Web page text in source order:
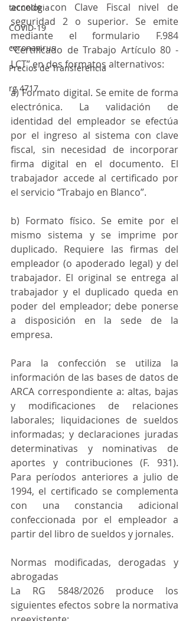
tecnologia
COVID-19
coronavirus
Precios de Transferencia
rg 4717
accede con Clave Fiscal nivel de
seguridad 2 o superior. Se emite
mediante el formulario F.984
“Certificado de Trabajo Artículo 80 -
LCT” en dos formatos alternativos:
a) Formato digital. Se emite de forma
electrónica. La validación de
identidad del empleador se efectúa
por el ingreso al sistema con clave
fiscal, sin necesidad de incorporar
firma digital en el documento. El
trabajador accede al certificado por
el servicio “Trabajo en Blanco”.
b) Formato físico. Se emite por el
mismo sistema y se imprime por
duplicado. Requiere las firmas del
empleador (o apoderado legal) y del
trabajador. El original se entrega al
trabajador y el duplicado queda en
poder del empleador; debe ponerse
a disposición en la sede de la
empresa.
Para la confección se utiliza la
información de las bases de datos de
ARCA correspondiente a: altas, bajas
y modificaciones de relaciones
laborales; liquidaciones de sueldos
informadas; y declaraciones juradas
determinativas y nominativas de
aportes y contribuciones (F. 931).
Para períodos anteriores a julio de
1994, el certificado se complementa
con una constancia adicional
confeccionada por el empleador a
partir del libro de sueldos y jornales.
Normas modificadas, derogadas y
abrogadas
La RG 5848/2026 produce los
siguientes efectos sobre la normativa